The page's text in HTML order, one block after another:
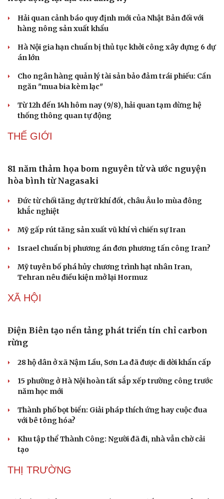
Doanh nghiệp
Doanh nhân
Vì cộng đồng
Trải nghiệm
Hải quan cảnh báo quy định mới của Nhật Bản đối với
hàng nông sản xuất khẩu
Hà Nội gia hạn chuẩn bị thủ tục khởi công xây dựng 6 dự
án lớn
Cho ngân hàng quản lý tài sản bảo đảm trái phiếu: Cần
ngăn "mua bia kèm lạc"
Từ 12h đến 14h hôm nay (9/8), hải quan tạm dừng hệ
thống thông quan tự động
THẾ GIỚI
81 năm thảm họa bom nguyên tử và ước nguyện
hòa bình từ Nagasaki
Đức từ chối tăng dự trữ khí đốt, châu Âu lo mùa đông
khắc nghiệt
Mỹ gấp rút tăng sản xuất vũ khí vì chiến sự Iran
Israel chuẩn bị phương án đơn phương tấn công Iran?
Mỹ tuyên bố phá hủy chương trình hạt nhân Iran,
Tehran nêu điều kiện mở lại Hormuz
XÃ HỘI
Điện Biên tạo nền tảng phát triển tín chỉ carbon
rừng
28 hộ dân ở xã Nậm Lầu, Sơn La đã được di dời khẩn cấp
15 phường ở Hà Nội hoàn tất sắp xếp trường công trước
năm học mới
Thành phố bọt biển: Giải pháp thích ứng hay cuộc đua
với bê tông hóa?
Khu tập thể Thành Công: Người đã đi, nhà vẫn chờ cải
tạo
THỊ TRƯỜNG